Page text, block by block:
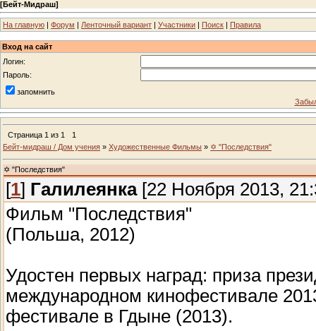
[Бейт-Мидраш]
На главную | Форум | Ленточный вариант | Участники | Поиск | Правила
Вход на сайт
Логин:
Пароль:
запомнить
Страница 1 из 1
1
Бейт-мидраш / Дом учения » Художественные Фильмы » ✡ "Последствия"
✡ "Последствия"
[1] Галилеянка[22 Ноября 2013,
Фильм "Последствия"
(Польша, 2012)
Удостен первых наград: приза
международном кинофестивале
фестивале в Гдыне (2013).